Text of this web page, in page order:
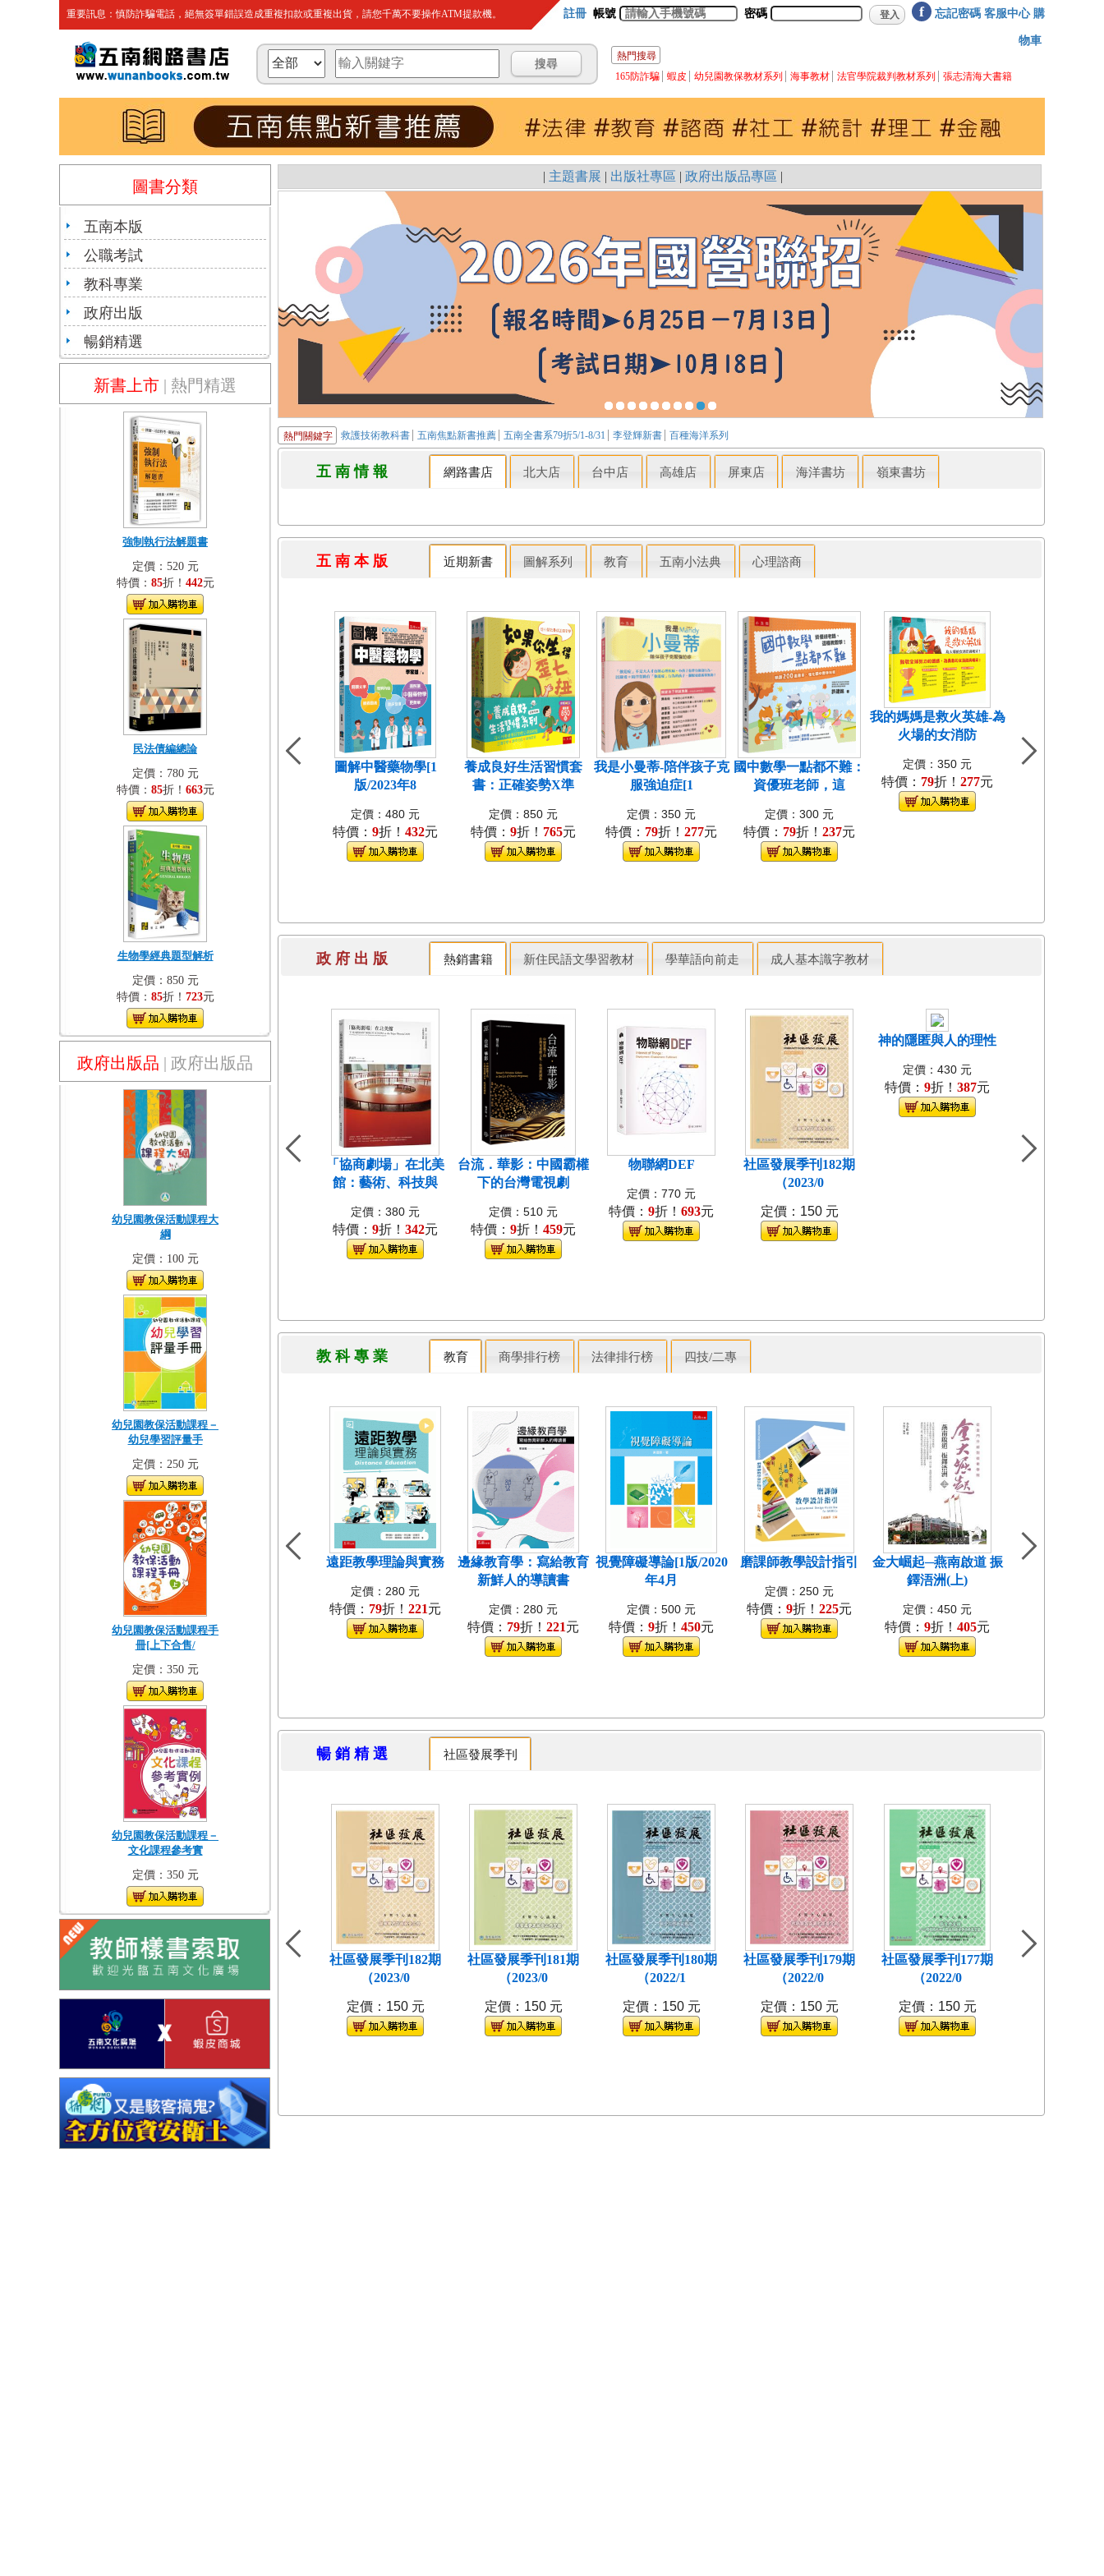
重要訊息：慎防詐騙電話，絕無簽單錯誤造成重複扣款或重複出貨，請您千萬不要操作ATM提款機。 註冊 帳號 密碼 f 忘記密碼 客服中心 購
物車
熱門搜尋
165防詐騙
蝦皮 幼兒園教保教材系列 海事教材 法官學院裁判教材系列 張志清海大書籍
圖書分類
五南本版
公職考試
教科專業
政府出版
暢銷精選
新書上市 | 熱門精選
強制執行法解題書
定價：520 元
特價： 85折！ 442元
民法債編總論
定價：780 元
特價： 85折！ 663元
生物學經典題型解析
定價：850 元
特價： 85折！ 723元
政府出版品 | 政府出版品
幼兒園教保活動課程大
綱
定價：100 元
幼兒園教保活動課程－
幼兒學習評量手
定價：250 元
幼兒園教保活動課程手
冊[上下合售/
定價：350 元
幼兒園教保活動課程－
文化課程參考實
定價：350 元
| 主題書展 | 出版社專區 | 政府出版品專區 |
熱門關鍵字 救護技術教科書 五南焦點新書推薦 五南全書系79折5/1-8/31 李登輝新書 百種海洋系列
五 南 情 報 網路書店 北大店 台中店 高雄店 屏東店 海洋書坊 嶺東書坊
五 南 本 版 近期新書 圖解系列 教育 五南小法典 心理諮商
圖解中醫藥物學[1
版/2023年8
定價：480 元
特價： 9折！ 432元
養成良好生活習慣套
書：正確姿勢X準
定價：850 元
特價： 9折！ 765元
我是小曼蒂-陪伴孩子克
服強迫症[1
定價：350 元
特價： 79折！ 277元
國中數學一點都不難：
資優班老師，這
定價：300 元
特價： 79折！ 237元
我的媽媽是救火英雄-為
火場的女消防
定價：350 元
特價： 79折！ 277元
文學原來這麼
政 府 出 版 熱銷書籍 新住民語文學習教材 學華語向前走 成人基本識字教材
「協商劇場」在北美
館：藝術、科技與
定價：380 元
特價： 9折！ 342元
台流．華影：中國霸權
下的台灣電視劇
定價：510 元
特價： 9折！ 459元
物聯網DEF
定價：770 元
特價： 9折！ 693元
社區發展季刊182期
（2023/0
定價：150 元
神的隱匿與人的理性
定價：430 元
特價： 9折！ 387元
教 科 專 業 教育 商學排行榜 法律排行榜 四技/二專
遠距教學理論與實務
定價：280 元
特價： 79折！ 221元
邊緣教育學：寫給教育
新鮮人的導讀書
定價：280 元
特價： 79折！ 221元
視覺障礙導論[1版/2020
年4月
定價：500 元
特價： 9折！ 450元
磨課師教學設計指引
定價：250 元
特價： 9折！ 225元
金大崛起─燕南啟道 振
鐸浯洲(上)
定價：450 元
特價： 9折！ 405元
中國近代教會
暢 銷 精 選 社區發展季刊
社區發展季刊182期
（2023/0
定價：150 元
社區發展季刊181期
（2023/0
定價：150 元
社區發展季刊180期
（2022/1
定價：150 元
社區發展季刊179期
（2022/0
定價：150 元
社區發展季刊177期
（2022/0
定價：150 元
社區發展季刊